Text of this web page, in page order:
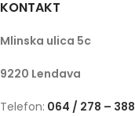
KONTAKT
Mlinska ulica 5c
9220 Lendava
Telefon: 064 / 278 – 388